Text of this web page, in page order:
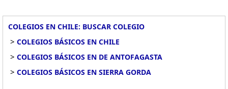
COLEGIOS EN CHILE: BUSCAR COLEGIO
> COLEGIOS BÁSICOS EN CHILE
> COLEGIOS BÁSICOS EN DE ANTOFAGASTA
> COLEGIOS BÁSICOS EN SIERRA GORDA